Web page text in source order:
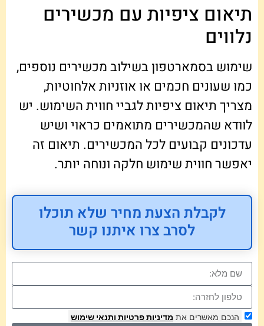
תיאום ציפיות עם מכשירים
נלווים
שימוש בסמארטפון בשילוב מכשירים נוספים,
כמו שעונים חכמים או אוזניות אלחוטיות,
מצריך תיאום ציפיות לגביי חווית השימוש. יש
לוודא שהמכשירים מתואמים כראוי ושיש
עדכונים קבועים לכל המכשירים. תיאום זה
יאפשר חווית שימוש חלקה ונוחה יותר.
לקבלת הצעת מחיר שלא תוכלו
לסרב צרו איתנו קשר
הנכם מאשרים את מדיניות פרטיות ותנאי שימוש